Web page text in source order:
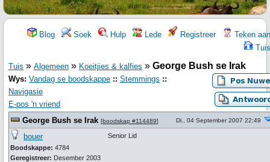
Blog Soek Hulp Lede Registreer
Teken aan
Tuis
Tuis » Algemeen » Koeitjies & kalfies » George Bush se Irak
Wys: Vandag se boodskappe :: Stemmings ::
Navigasie
E-pos 'n vriend
George Bush se Irak [boodskap #114489] Di., 04 September 2007 22:49
bouer
Boodskappe: 4784
Geregistreer: Desember 2003
Senior Lid